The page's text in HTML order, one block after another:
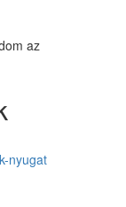
az
nyugat